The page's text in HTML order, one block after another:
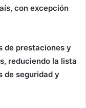
con excepción
de prestaciones y
reduciendo la lista
de seguridad y